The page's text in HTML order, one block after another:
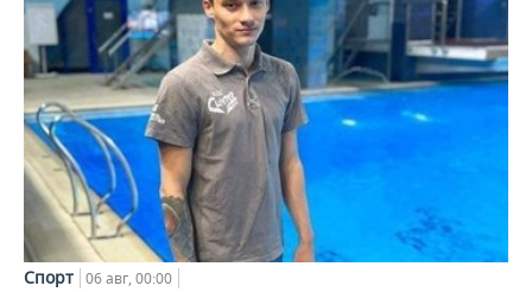
Спорт 06 авг, 00:00